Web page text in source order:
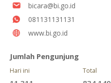
bicara@bi.go.id
081131131131
www.bi.go.id
Jumlah Pengunjung
Hari ini Total